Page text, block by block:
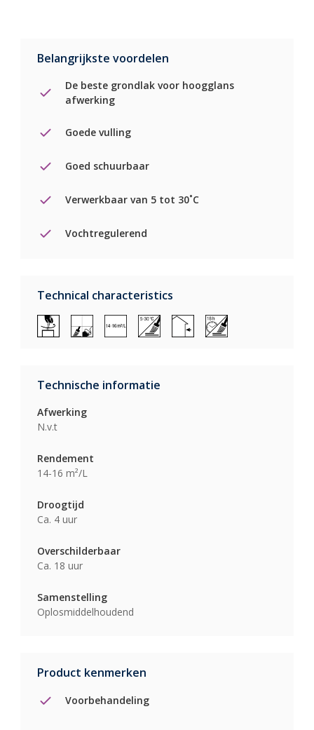
Belangrijkste voordelen
De beste grondlak voor hoogglans
afwerking
Goede vulling
Goed schuurbaar
Verwerkbaar van 5 tot 30˚C
Vochtregulerend
Technical characteristics
Technische informatie
Afwerking
N.v.t
Rendement
14-16 m²/L
Droogtijd
Ca. 4 uur
Overschilderbaar
Ca. 18 uur
Samenstelling
Oplosmiddelhoudend
Product kenmerken
Voorbehandeling